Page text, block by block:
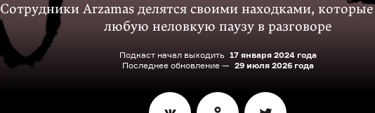
Сотрудники Arzamas делятся своими находками,
любую неловкую паузу в разговоре
Подкаст начал выходить 17 января 2024 года
Последнее обновление — 29 июля 2026 года